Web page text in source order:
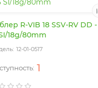
R-VIB 18 SSV-RV DD -
18g/80mm
12-01-0517
1